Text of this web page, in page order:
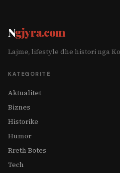
Ngjyra.com
Lajme, lifestyle dhe histori nga
KATEGORITË
Aktualitet
Biznes
Historike
Humor
Rreth Botes
Tech